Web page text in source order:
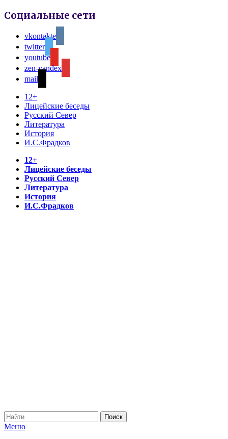
Социальные сети
vkontakte
twitter
youtube
zen-yandex
mail
12+
Лицейские беседы
Русский Север
Литература
История
И.С.Фрадков
12+
Лицейские беседы
Русский Север
Литература
История
И.С.Фрадков
Меню